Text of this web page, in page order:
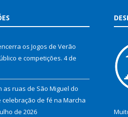
os Jogos de Verão
e competições. 4 de
ruas de São Miguel do
de fé na Marcha
de 2026